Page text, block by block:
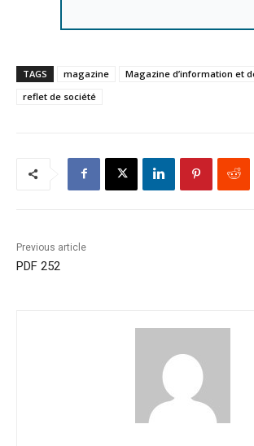
TAGS magazine
Magazine d’information et
reflet de société
Previous article
PDF 252